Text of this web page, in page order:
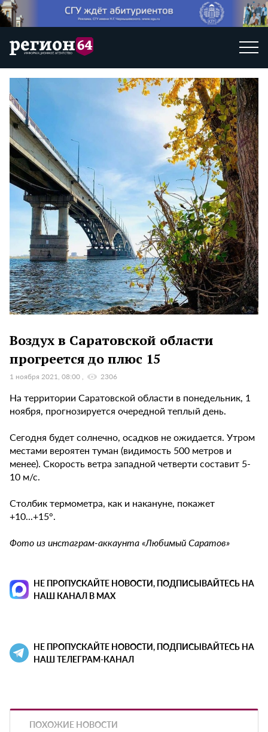
Воздух в Саратовской области
прогреется до плюс 15
1 ноября 2021, 08:00 2306
На территории Саратовской области в понедельник, 1
ноября, прогнозируется очередной теплый день.
Сегодня будет солнечно, осадков не ожидается. Утром
местами вероятен туман (видимость 500 метров и
менее). Скорость ветра западной четверти составит 5-
10 м/с.
Столбик термометра, как и накануне, покажет
+10...+15°.
Фото из инстаграм-аккаунта «Любимый Саратов»
НЕ ПРОПУСКАЙТЕ НОВОСТИ, ПОДПИСЫВАЙТЕСЬ НА
НАШ КАНАЛ В MAX
НЕ ПРОПУСКАЙТЕ НОВОСТИ, ПОДПИСЫВАЙТЕСЬ НА
НАШ ТЕЛЕГРАМ-КАНАЛ
ПОХОЖИЕ НОВОСТИ